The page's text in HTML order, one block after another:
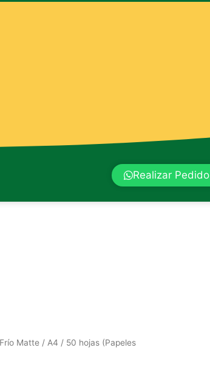
Realizar Pedido
Matte / A4 / 50 hojas (Papeles